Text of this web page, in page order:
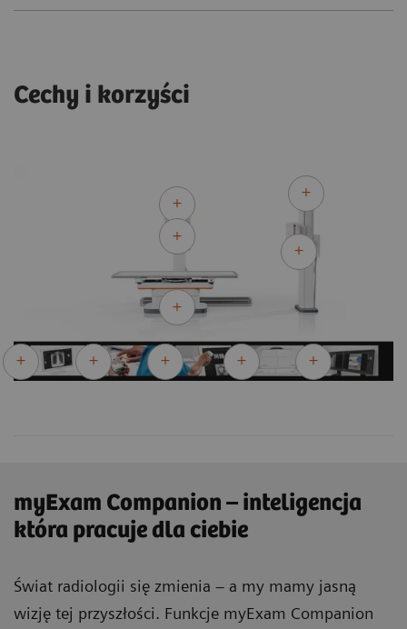
Cechy i korzyści
myExam Companion – inteligencja
która pracuje dla ciebie
Świat radiologii się zmienia – a my mamy jasną
wizję tej przyszłości. Funkcje myExam Companion